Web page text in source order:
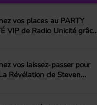
vos places au PARTY
VIP de Radio Unicité grâce
vos laissez-passer pour
Révélation de Steven